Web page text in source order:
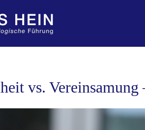
vs. Vereinsamung